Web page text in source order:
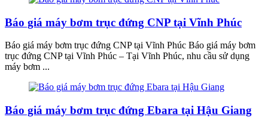
Báo giá máy bơm trục đứng CNP tại Vĩnh Phúc
Báo giá máy bơm trục đứng CNP tại Vĩnh Phúc Báo giá máy bơm
trục đứng CNP tại Vĩnh Phúc – Tại Vĩnh Phúc, nhu cầu sử dụng
máy bơm ...
Báo giá máy bơm trục đứng Ebara tại Hậu Giang